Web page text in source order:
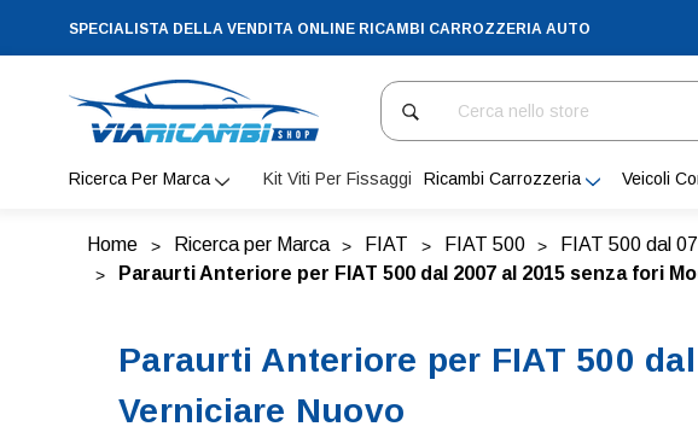
SPECIALISTA DELLA VENDITA ONLINE RICAMBI CARROZZERIA AUTO
Cerca
Ricerca Per Marca Kit Viti Per Fissaggi Ricambi Carrozzeria Veicoli
Home Ricerca per Marca FIAT FIAT 500
FIAT 500 dal
Paraurti Anteriore per FIAT 500 dal 2007 al 2015 senza fori
Paraurti Anteriore per FIAT 500
Verniciare Nuovo